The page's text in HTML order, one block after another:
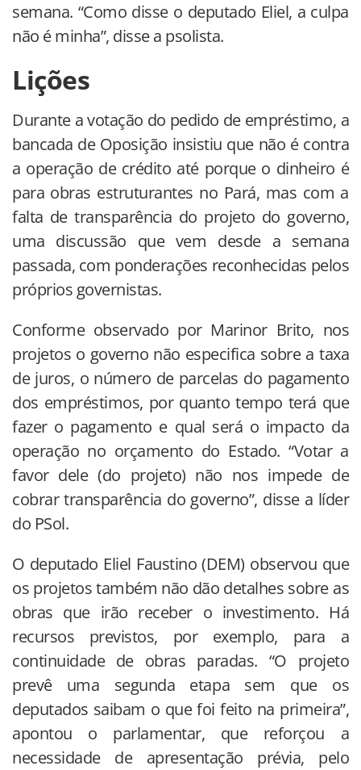
semana. “Como disse o deputado Eliel, a culpa
não é minha”, disse a psolista.
Lições
Durante a votação do pedido de empréstimo, a
bancada de Oposição insistiu que não é contra
a operação de crédito até porque o dinheiro é
para obras estruturantes no Pará, mas com a
falta de transparência do projeto do governo,
uma discussão que vem desde a semana
passada, com ponderações reconhecidas pelos
próprios governistas.
Conforme observado por Marinor Brito, nos
projetos o governo não especifica sobre a taxa
de juros, o número de parcelas do pagamento
dos empréstimos, por quanto tempo terá que
fazer o pagamento e qual será o impacto da
operação no orçamento do Estado. “Votar a
favor dele (do projeto) não nos impede de
cobrar transparência do governo”, disse a líder
do PSol.
O deputado Eliel Faustino (DEM) observou que
os projetos também não dão detalhes sobre as
obras que irão receber o investimento. Há
recursos previstos, por exemplo, para a
continuidade de obras paradas. “O projeto
prevê uma segunda etapa sem que os
deputados saibam o que foi feito na primeira”,
apontou o parlamentar, que reforçou a
necessidade de apresentação prévia, pelo